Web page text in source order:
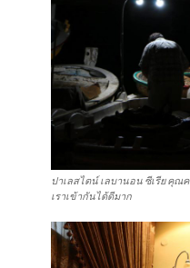
ปาเลสไตน์ เลบานอน ซีเรีย คุ
เราเข้ากันได้ดีมาก